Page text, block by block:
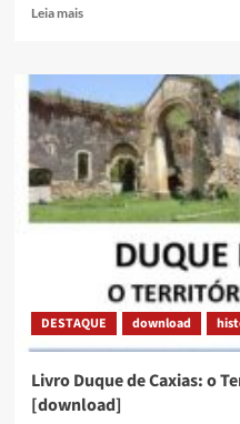
Leia maisRead
Duque
de
Caxias
Para
Quem
Fica
|
Documentário
Completo
DESTAQUE download
Livro Duque de Caxias: o
[download]